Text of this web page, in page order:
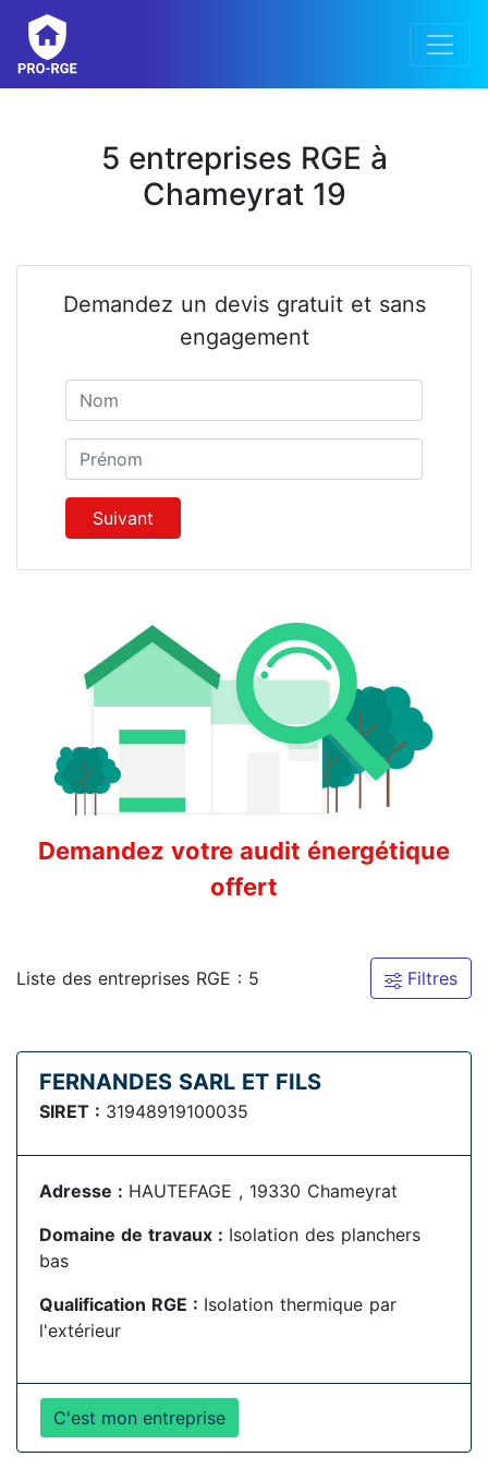
5 entreprises RGE à
Chameyrat 19
Demandez un devis gratuit et sans
engagement
Prénom
Suivant
Demandez votre audit énergétique
offert
Liste des entreprises RGE : 5 Filtres
FERNANDES SARL ET FILS
SIRET : 31948919100035
Adresse : HAUTEFAGE , 19330 Chameyrat
Domaine de travaux : Isolation des planchers
bas
Qualification RGE : Isolation thermique par
l'extérieur
C'est mon entreprise